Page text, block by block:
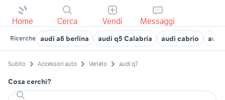
Home Cerca Vendi Messaggi
Ricerche audi a6 berlina audi q5 Calabria audi cabrio audi
Subito Accessori auto Veneto audi q7
Cosa cerchi?